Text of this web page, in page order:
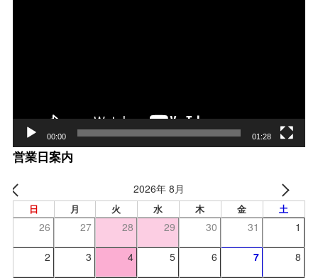
00:00 01:28
営業日案内
2026年 8月
日 月 火 水 木 金 土
26 27 28 29 30 31 1
2 3 4 5 6 7 8